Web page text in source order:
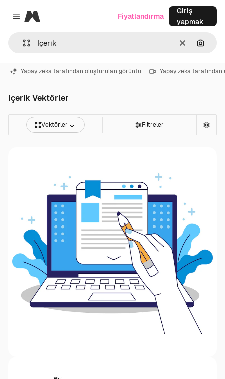
Close menu
Magnific
Temizlemek
Fiyatlandırma
Giriş
yapmak
Yapay zeka tarafından oluşturulan görüntü Yapay zeka
Içerik Vektörler
Vektörler Filtreler